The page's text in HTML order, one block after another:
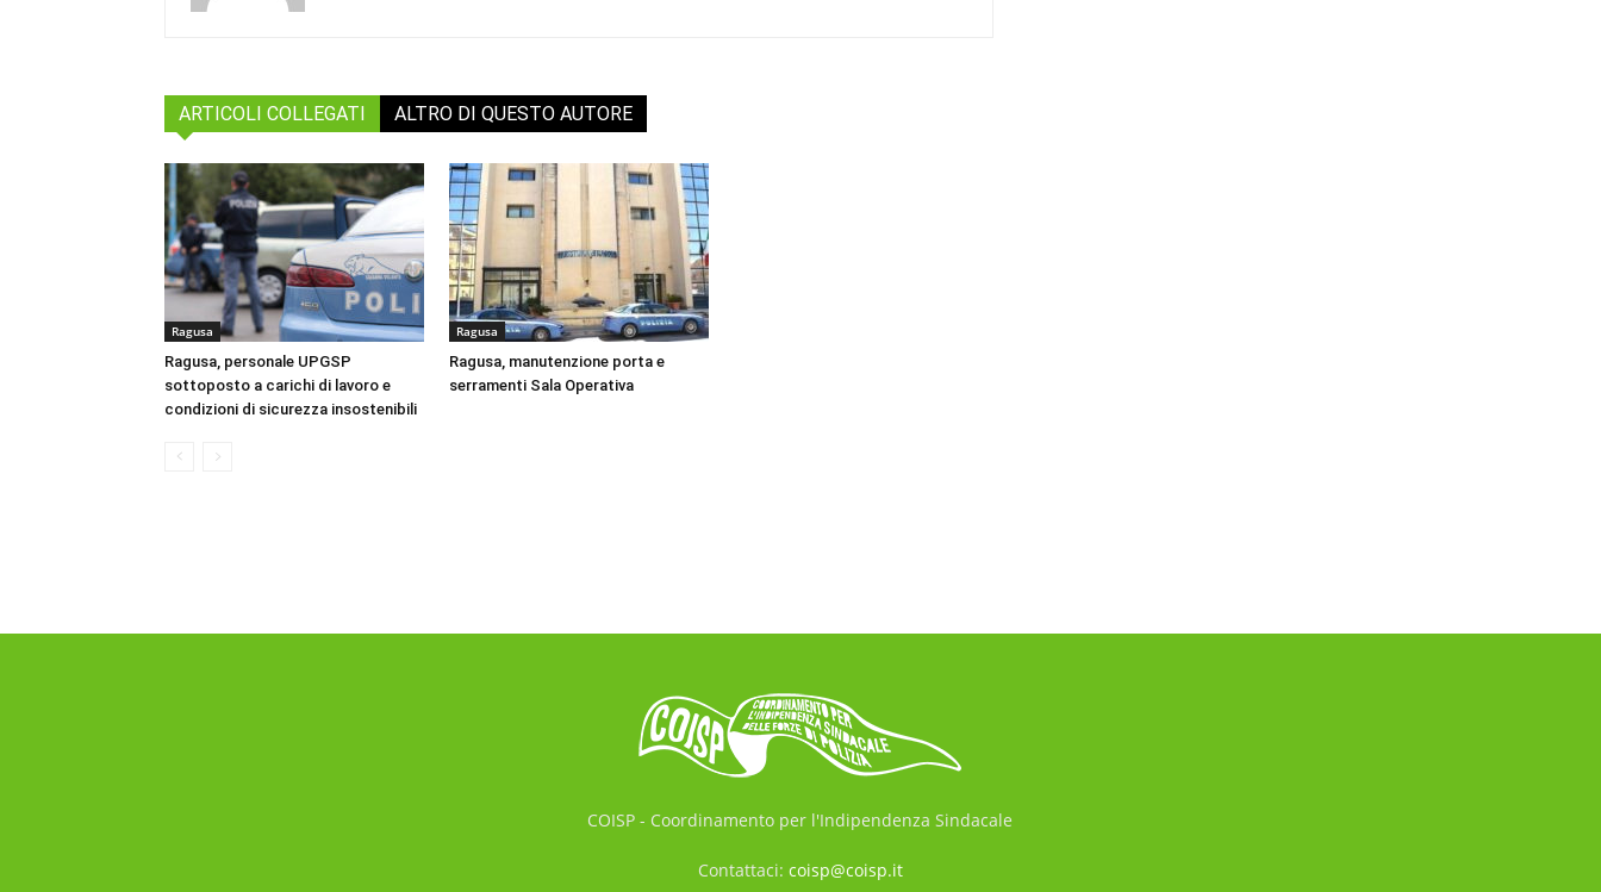
ARTICOLI COLLEGATI ALTRO DI QUESTO AUTORE
Ragusa
Ragusa, personale UPGSP
sottoposto a carichi di lavoro e
condizioni di sicurezza insostenibili
Ragusa
Ragusa, manutenzione porta e
serramenti Sala Operativa
COISP - Coordinamento per l'Indipendenza Sindacale
Contattaci: coisp@coisp.it